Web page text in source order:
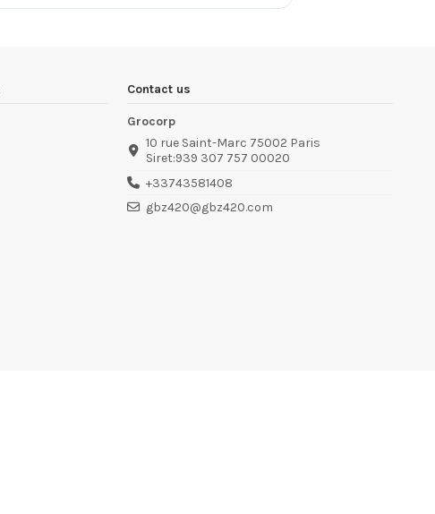
Contact us
Grocorp
10 rue Saint-Marc 75002 Paris
Siret:939 307 757 00020
+33743581408
gbz420@gbz420.com